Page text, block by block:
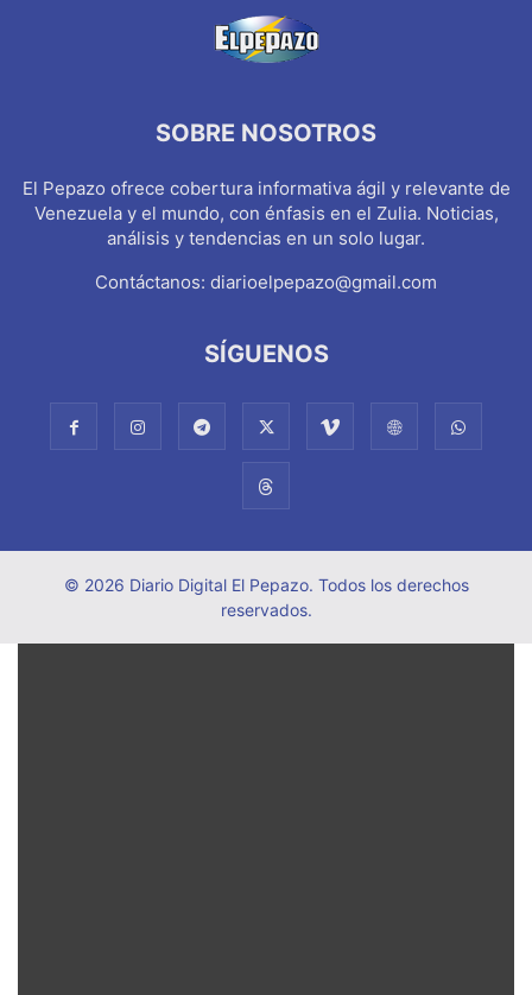
SOBRE NOSOTROS
El Pepazo ofrece cobertura informativa ágil y relevante de
Venezuela y el mundo, con énfasis en el Zulia. Noticias,
análisis y tendencias en un solo lugar.
Contáctanos: diarioelpepazo@gmail.com
SÍGUENOS
© 2026 Diario Digital El Pepazo. Todos los derechos
reservados.